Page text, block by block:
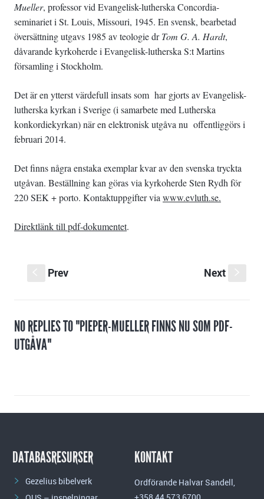
Mueller, professor vid Evangelisk-lutherska Concordia-
seminariet i St. Louis, Missouri, 1945. En svensk, bearbetad
översättning utgavs 1985 av teologie drTom G. A. Hardt,
dåvarande kyrkoherde i Evangelisk-lutherska S:t Martins
församling i Stockholm.
Det är en ytterst värdefull insats som har gjorts av Evangelisk-
lutherska kyrkan i Sverige (i samarbete med Lutherska
konkordiekyrkan) när en elektronisk utgåva nu offentliggörs i
februari 2014.
Det finns några enstaka exemplar kvar av den svenska tryckta
utgåvan. Beställning kan göras via kyrkoherde Sten Rydh för
220 SEK + porto. Kontaktuppgifter via www.evluth.se.
Direktlänk till pdf-dokumentet.
Prev Next
NO REPLIES TO "PIEPER-MUELLER FINNS NU SOM PDF-
UTGÅVA"
DATABASRESURSER
Gezelius bibelverk
KONTAKT
Ordförande Halvar Sandell,